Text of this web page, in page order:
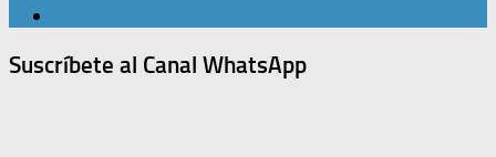
Suscríbete al Canal WhatsApp